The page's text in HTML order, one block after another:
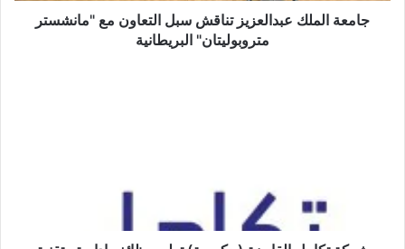
جامعة الملك عبدالعزيز تناقش سبل التعاون مع "مانشستر
متروبوليتان" البريطانية